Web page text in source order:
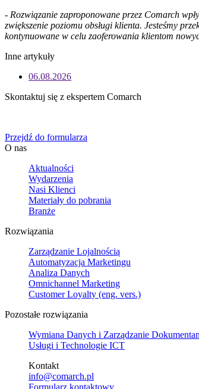
- Rozwiązanie zaproponowane przez Comarch
zwiększenie poziomu obsługi klienta. Jesteśmy
kontynuowane w celu zaoferowania klientom
Inne artykuły
06.08.2026
Skontaktuj się z ekspertem Comarch
Przejdź do formularza
O nas
Aktualności
Wydarzenia
Nasi Klienci
Materiały do pobrania
Branże
Rozwiązania
Zarządzanie Lojalnością
Automatyzacja Marketingu
Analiza Danych
Omnichannel Marketing
Customer Loyalty (eng. vers.)
Pozostałe rozwiązania
Wymiana Danych i Zarządzanie
Usługi i Technologie ICT
Kontakt
info@comarch.pl
Formularz kontaktowy